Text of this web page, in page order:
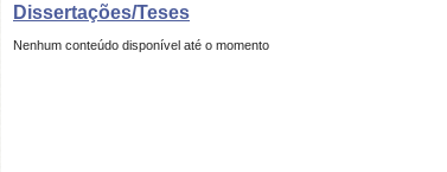
Dissertações/Teses
Nenhum conteúdo disponível até o momento